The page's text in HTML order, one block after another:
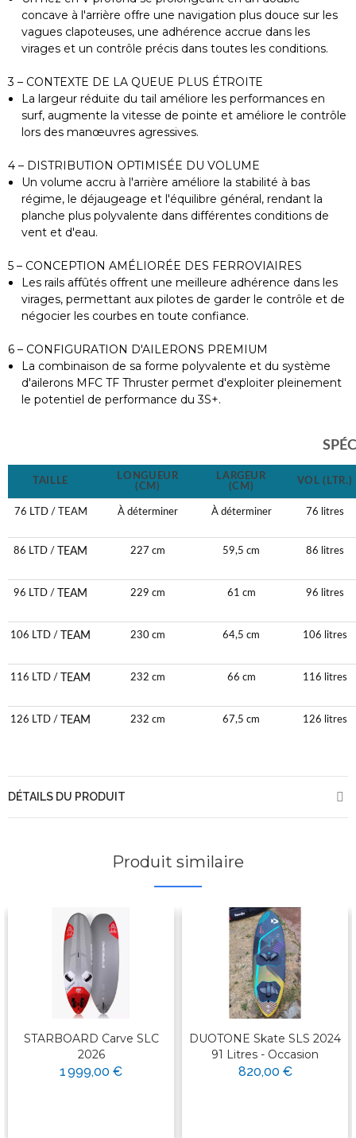
concave à l'arrière offre une navigation plus douce sur les
vagues clapoteuses, une adhérence accrue dans les
virages et un contrôle précis dans toutes les conditions.
3 – CONTEXTE DE LA QUEUE PLUS ÉTROITE
La largeur réduite du tail améliore les performances en
surf, augmente la vitesse de pointe et améliore le contrôle
lors des manœuvres agressives.
4 – DISTRIBUTION OPTIMISÉE DU VOLUME
Un volume accru à l'arrière améliore la stabilité à bas
régime, le déjaugeage et l'équilibre général, rendant la
planche plus polyvalente dans différentes conditions de
vent et d'eau.
5 – CONCEPTION AMÉLIORÉE DES FERROVIAIRES
Les rails affûtés offrent une meilleure adhérence dans les
virages, permettant aux pilotes de garder le contrôle et de
négocier les courbes en toute confiance.
6 – CONFIGURATION D'AILERONS PREMIUM
La combinaison de sa forme polyvalente et du système
d'ailerons MFC TF Thruster permet d'exploiter pleinement
le potentiel de performance du 3S+.
TAILLE
LONGUEUR
(CM)
LARGEUR
(CM)
VOL (LTR.)
76 LTD / TEAM À déterminer À déterminer 76 litres
86 LTD / TEAM 227 cm 59,5 cm 86 litres
96 LTD / TEAM 229 cm 61 cm 96 litres
106 LTD / TEAM 230 cm 64,5 cm 106 litres
116 LTD / TEAM 232 cm 66 cm 116 litres
126 LTD / TEAM 232 cm 67,5 cm 126 litres
DÉTAILS DU PRODUIT
Produit similaire
STARBOARD Carve SLC
2026
1 999,00 €
DUOTONE Skate SLS 2024
91 Litres - Occasion
820,00 €